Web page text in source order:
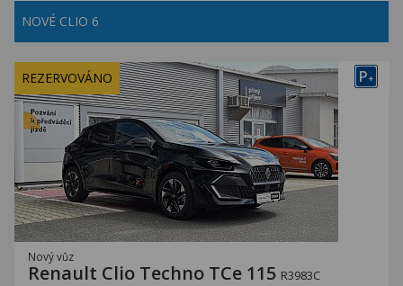
NOVÉ CLIO 6
P+
REZERVOVÁNO
Nový vůz
Renault Clio Techno TCe 115 R3983C